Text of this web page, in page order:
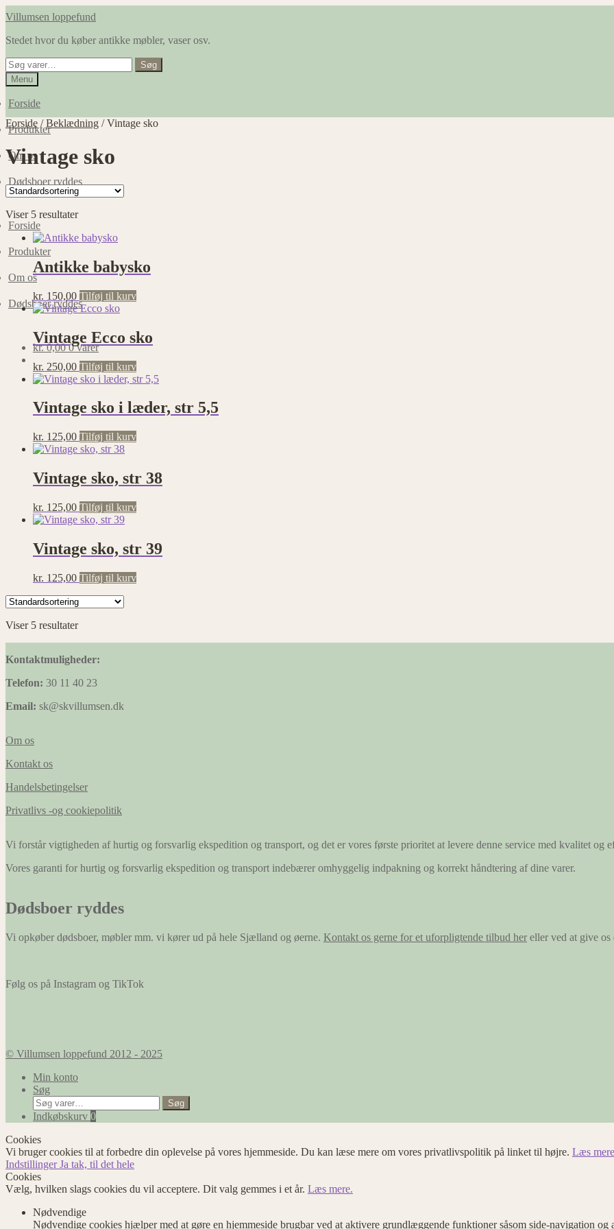
Spring
navigation
Spring
indhold
Villumsen loppefund
Stedet hvor du køber antikke møbler, vaser osv.
Søg
efter:
Søg
Menu
Forside
Produkter
Om os
Dødsboer ryddes
Forside
Produkter
Om os
Dødsboer ryddes
kr.0,00 0 varer
Forside /Beklædning /Vintage sko
Vintage sko
Viser 5 resultater
Antikke babysko
kr. 150,00 Tilføj til kurv
Vintage Ecco sko
kr. 250,00 Tilføj til kurv
Vintage sko i læder, str 5,5
kr. 125,00 Tilføj til kurv
Vintage sko, str 38
kr. 125,00 Tilføj til kurv
Vintage sko, str 39
kr. 125,00 Tilføj til kurv
Viser 5 resultater
Kontaktmuligheder:
Telefon: 30 11 40 23
Email: sk@skvillumsen.dk
Om os
Kontakt os
Handelsbetingelser
Privatlivs -og cookiepolitik
Vi forstår vigtigheden af hurtig og forsvarlig ekspedition og transport, og det er vores første prioritet at levere denne service med kvalitet og
Vores garanti for hurtig og forsvarlig ekspedition og transport indebærer omhyggelig indpakning og korrekt håndtering af dine varer.
Dødsboer ryddes
Vi opkøber dødsboer, møbler mm. vi kører ud på hele Sjælland og øerne. Kontakt os gerne for et uforpligtende tilbud her eller ved at give
Følg os på Instagram og TikTok
© Villumsen loppefund 2012 - 2025
Min konto
Søg
Søg
efter:
Søg
Indkøbskurv 0
Cookies
Vi bruger cookies til at forbedre din oplevelse på vores hjemmeside. Du kan læse mere om vores privatlivspolitik på linket til højre. Læs
IndstillingerJa tak, til det hele
Cookies
Vælg, hvilken slags cookies du vil acceptere. Dit valg gemmes i et år. Læs mere.
Nødvendige
Nødvendige cookies hjælper med at gøre en hjemmeside brugbar ved at aktivere grundlæggende funktioner såsom side-navigation